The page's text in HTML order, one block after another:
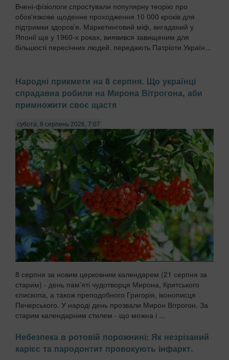
Вчені-фізіологи спростували популярну теорію про
обов'язкове щоденне проходження 10 000 кроків для
підтримки здоров'я. Маркетинговий міф, вигаданий у
Японії ще у 1960-х роках, виявився завищеним для
більшості пересічних людей. передають Патріоти Україн...
Народні прикмети на 8 серпня. Що українці
спрадавна робили на Мирона Вітрогона, аби
примножити своє щастя
субота, 8 серпень 2026, 7:07
8 серпня за новим церковним календарем (21 серпня за
старим) - день пам'яті чудотворця Мирона, Критського
єпископа, а також преподобного Григорія, іконописця
Печерського. У народі день прозвали Мирон Вітрогон. За
старим календарним стилем - що можна і ...
Небезпека в ротовій порожнині: Як незрізаний
карієс та пародонтит провокують інфаркт.